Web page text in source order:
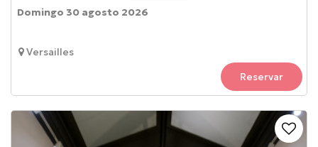
Versailles
Domingo 30 agosto 2026
Reservar